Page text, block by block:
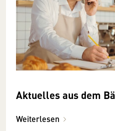
Aktuelles aus dem
Weiterlesen